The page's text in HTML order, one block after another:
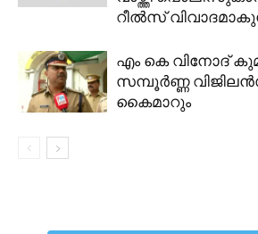
റീൽസ്
എം കെ വിനോദ്
സമ്പൂർണ്ണ
കൈമാറും